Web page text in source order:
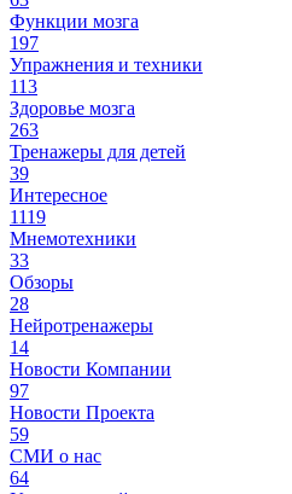
Функции мозга
197
Упражнения и техники
113
Здоровье мозга
263
Тренажеры для детей
39
Интересное
1119
Мнемотехники
33
Обзоры
28
Нейротренажеры
14
Новости Компании
97
Новости Проекта
59
СМИ о нас
64